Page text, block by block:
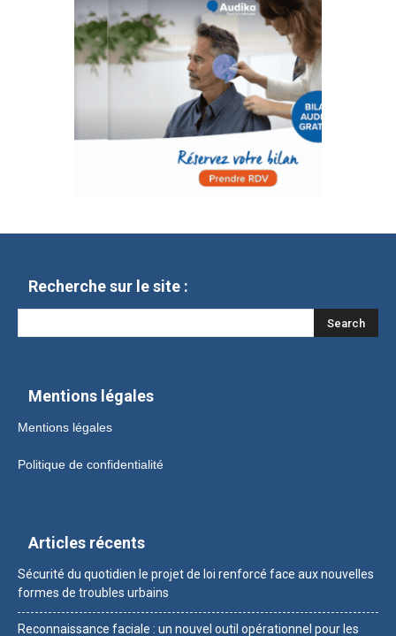
Recherche sur le site :
Mentions légales
Mentions légales
Politique de confidentialité
Articles récents
Sécurité du quotidien le projet de loi renforcé face aux nouvelles
formes de troubles urbains
Reconnaissance faciale : un nouvel outil opérationnel pour les